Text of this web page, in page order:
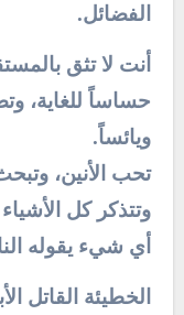
الفضائل.
أنت لا تثق
حساساً للغاية،
ويائساً.
تحب الأنين،
وتتذكر كل
أي شيء يقوله
الخطيئة القاتل